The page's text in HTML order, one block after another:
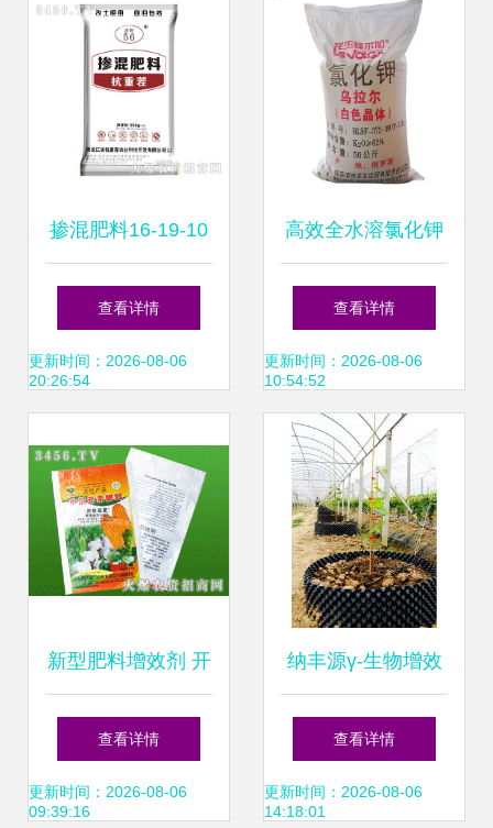
掺混肥料16-19-10
抗重茬 中农圣丰助
力可持续农业高产
查看详情
更新时间：2026-08-06
20:26:54
高效全水溶氯化钾
农业与水产养殖的
双重营养选择
查看详情
更新时间：2026-08-06
10:54:52
新型肥料增效剂 开
启现代农业招商与
代理的新篇章
查看详情
更新时间：2026-08-06
09:39:16
纳丰源γ-生物增效
因子 新型缓释肥料
增效剂的科技先锋
查看详情
更新时间：2026-08-06
14:18:01